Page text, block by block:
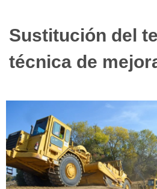
Sustitución del
técnica de